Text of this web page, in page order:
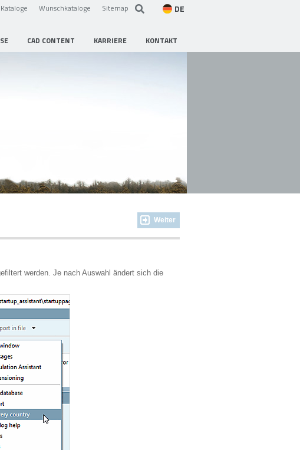
Wunschkataloge Sitemap DE
CAD CONTENT KARRIERE KONTAKT
Weiter
werden. Je nach Auswahl ändert sich die